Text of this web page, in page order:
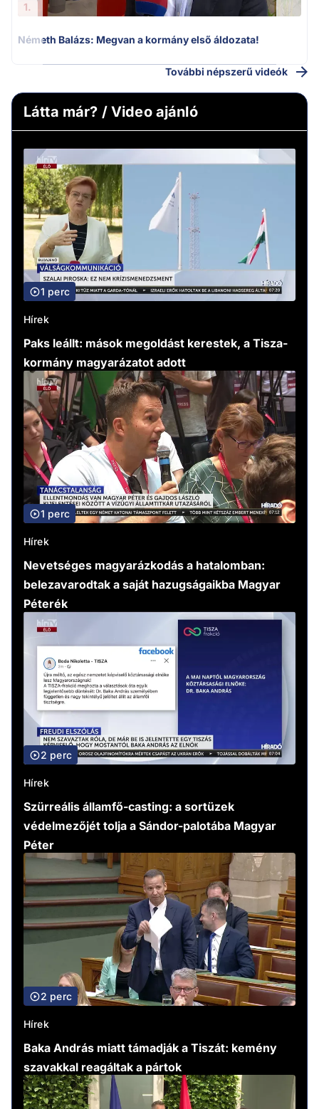
1.
Németh Balázs: Megvan a kormány első áldozata!
További népszerű videók
Látta már? / Video ajánló
1 perc
Hírek
Paks leállt: mások megoldást kerestek, a Tisza-
kormány magyarázatot adott
1 perc
Hírek
Nevetséges magyarázkodás a hatalomban:
belezavarodtak a saját hazugságaikba Magyar
Péterék
2 perc
Hírek
Szürreális államfő-casting: a sortüzek
védelmezőjét tolja a Sándor-palotába Magyar
Péter
2 perc
Hírek
Baka András miatt támadják a Tiszát: kemény
szavakkal reagáltak a pártok